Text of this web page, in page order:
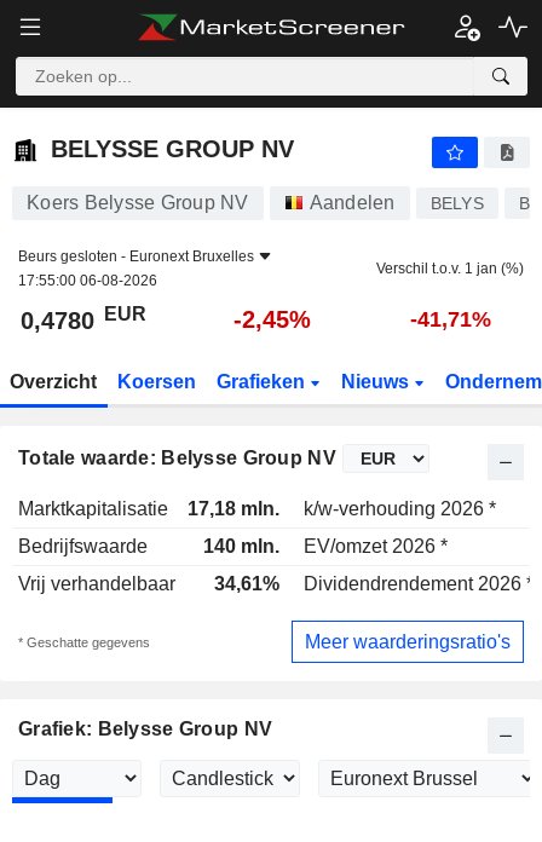
BELYSSE GROUP NV
BELYSSE GROUP NV
Koers Belysse Group NV Aandelen BELYS
Beurs gesloten - Euronext Bruxelles
17:55:00 06-08-2026
Verschil t.o.v. 1 jan (%)
0,4780 EUR -2,45% -41,71%
Overzicht Koersen Grafieken Nieuws
Totale waarde: Belysse Group NV
Marktkapitalisatie 17,18 mln.
k/w-verhouding 2026 *
Bedrijfswaarde
140 mln.
EV/omzet 2026 *
Vrij verhandelbaar
34,61% Dividendrendement 2026 *
* Geschatte gegevens Meer waarderingsratio's
Grafiek: Belysse Group NV